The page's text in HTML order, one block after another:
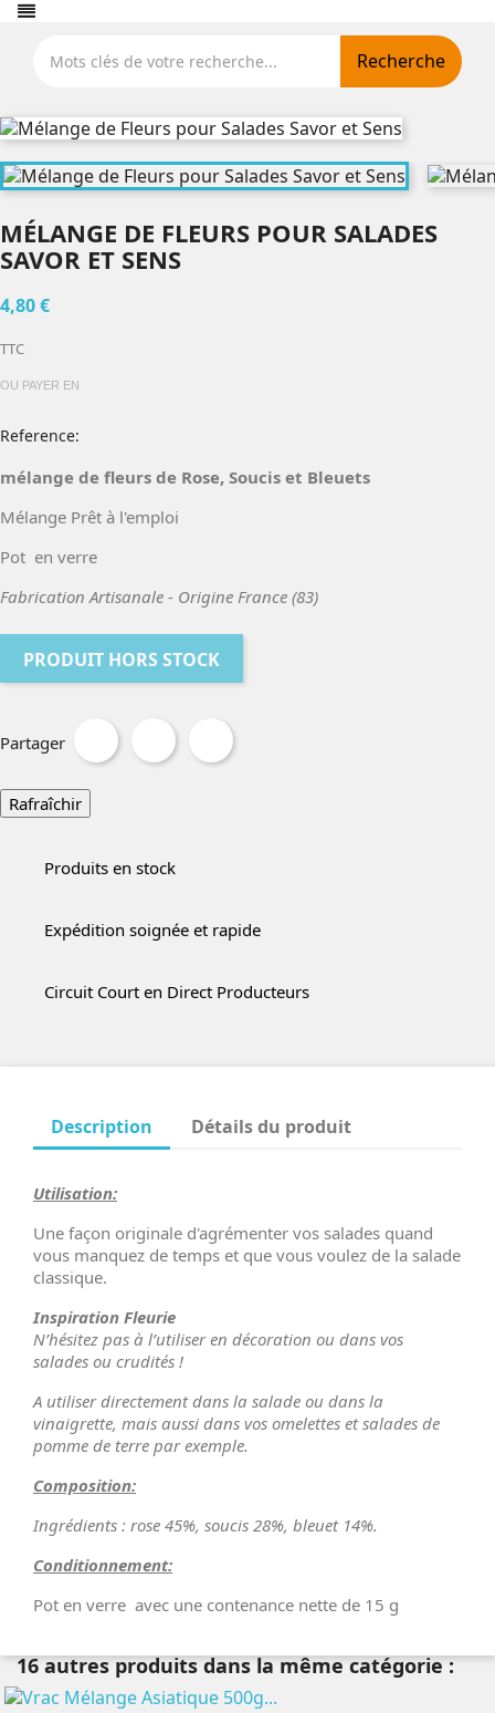
Recherche
MÉLANGE DE FLEURS POUR SALADES
SAVOR ET SENS
4,80 €
TTC
OU PAYER EN
Reference:
mélange de fleurs de Rose, Soucis et Bleuets
Mélange Prêt à l'emploi
Pot en verre
Fabrication Artisanale - Origine France (83)
PRODUIT HORS STOCK
Partager
Produits en stock
Expédition soignée et rapide
Circuit Court en Direct Producteurs
Description Détails du produit
Utilisation:
Une façon originale d'agrémenter vos salades quand
vous manquez de temps et que vous voulez de la salade
classique.
Inspiration Fleurie
N’hésitez pas à l’utiliser en décoration ou dans vos
salades ou crudités !
A utiliser directement dans la salade ou dans la
vinaigrette, mais aussi dans vos omelettes et salades de
pomme de terre par exemple.
Composition:
Ingrédients : rose 45%, soucis 28%, bleuet 14%.
Conditionnement:
Pot en verre avec une contenance nette de 15 g
16 autres produits dans la même catégorie :